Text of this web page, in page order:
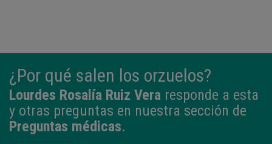
¿Por qué salen los orzuelos?
Lourdes Rosalía Ruiz Vera responde a esta
y otras preguntas en nuestra sección de
Preguntas médicas.